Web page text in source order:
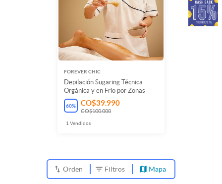
FOREVER CHIC
Depilación Sugaring Técnica
Orgánica y en Frio por Zonas
60% CO$39.990
CO$100.000
1Vendidos
Orden Filtros Mapa